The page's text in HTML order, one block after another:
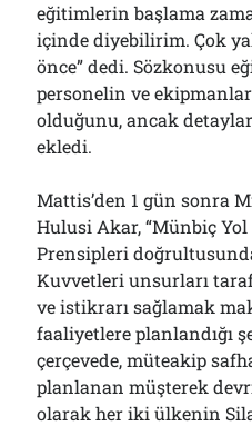
eğitimlerin başlama
içinde diyebilirim. Çok
önce” dedi. Sözkonusu
personelin ve
olduğunu, ancak
ekledi.
Mattis’den 1 gün sonra
Hulusi Akar, “Münbiç
Prensipleri
Kuvvetleri unsurları
ve istikrarı sağlamak
faaliyetlere planlandığı
çerçevede, müteakip
planlanan müşterek
olarak her iki ülkenin